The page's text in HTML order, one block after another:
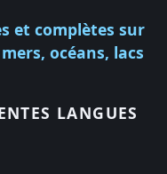
et complètes sur
océans, lacs
LANGUES